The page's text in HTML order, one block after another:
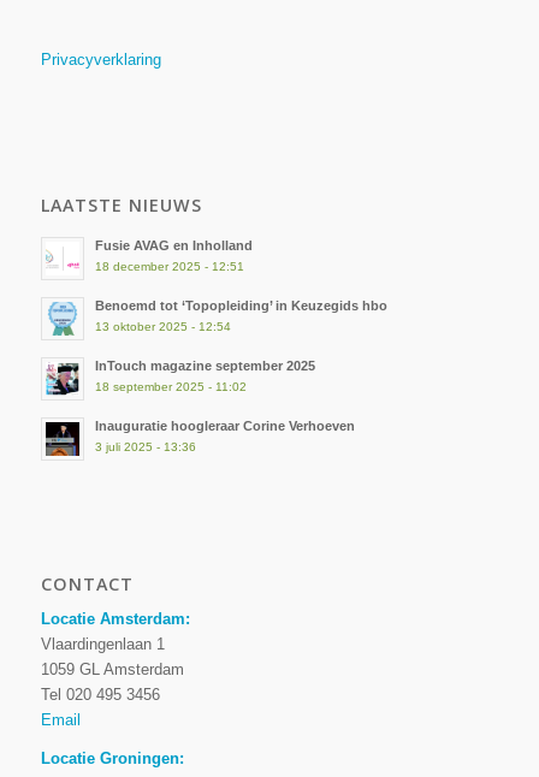
Privacyverklaring
LAATSTE NIEUWS
Fusie AVAG en Inholland
18 december 2025 - 12:51
Benoemd tot ‘Topopleiding’ in Keuzegids hbo
13 oktober 2025 - 12:54
InTouch magazine september 2025
18 september 2025 - 11:02
Inauguratie hoogleraar Corine Verhoeven
3 juli 2025 - 13:36
CONTACT
Locatie Amsterdam:
Vlaardingenlaan 1
1059 GL Amsterdam
Tel 020 495 3456
Email
Locatie Groningen: